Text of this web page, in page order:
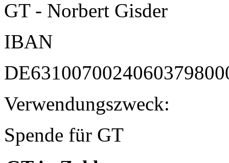
GT - Norbert Gisder
IBAN
Verwendungszweck:
Spende für GT